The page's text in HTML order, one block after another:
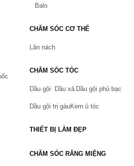
trợ tăng cân được kiểm duyệt kỹ
chính hãng. Có dán tem bảo đảm
trả sản phẩm trong 5 ngày nếu có lỗi
xuất và hỏng hóc trong quá trình vận
thêm: Chính sách đổi trả hàng tại
tiền, thanh toán online nhiều phương
quà và nhiều ưu đãi theo sự kiện khác.
Balo
CHĂM SÓC CƠ THỂ
Lăn nách
CHĂM SÓC TÓC
Dầu gội Dầu xả Dầu gội phủ bạc
Dầu gội trị gàuKem ủ tóc
THIẾT BỊ LÀM ĐẸP
CHĂM SÓC RĂNG MIỆNG